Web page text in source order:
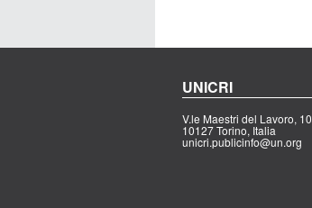
UNICRI
V.le Maestri del Lavoro, 10
10127 Torino, Italia
unicri.publicinfo@un.org